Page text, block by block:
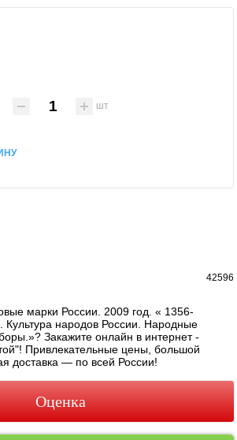
шт
42596
марки России. 2009 год. « 1356-
Культура народов России. Народные
Закажите онлайн в интернет -
Привлекательные цены, большой
доставка — по всей России!
Оценка